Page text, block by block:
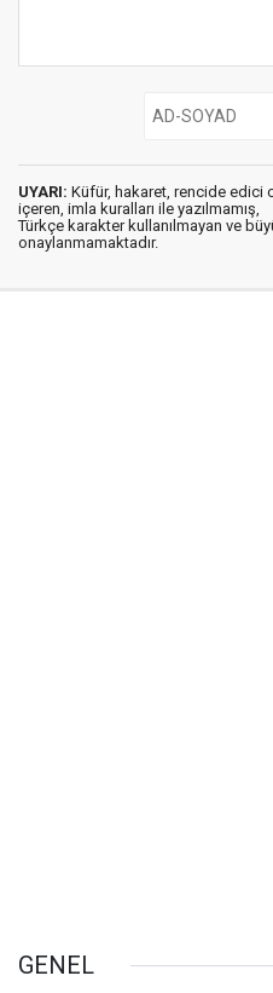
UYARI: Küfür, hakaret, rencide edici
içeren, imla kuralları ile yazılmamış,
Türkçe karakter kullanılmayan ve
onaylanmamaktadır.
GENEL